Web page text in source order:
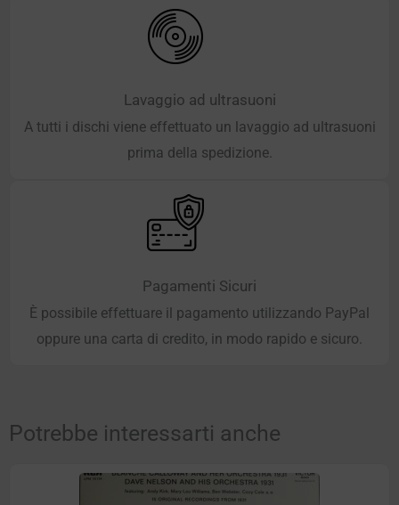
Lavaggio ad ultrasuoni
A tutti i dischi viene effettuato un lavaggio ad ultrasuoni
prima della spedizione.
Pagamenti Sicuri
È possibile effettuare il pagamento utilizzando PayPal
oppure una carta di credito, in modo rapido e sicuro.
Potrebbe interessarti anche